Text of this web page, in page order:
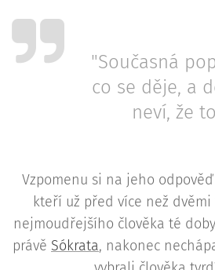
"Současná
co se děje, a
neví, že
Vzpomenu si na jeho
kteří už před více než
nejmoudřejšího člověka té
právě Sókrata, nakonec